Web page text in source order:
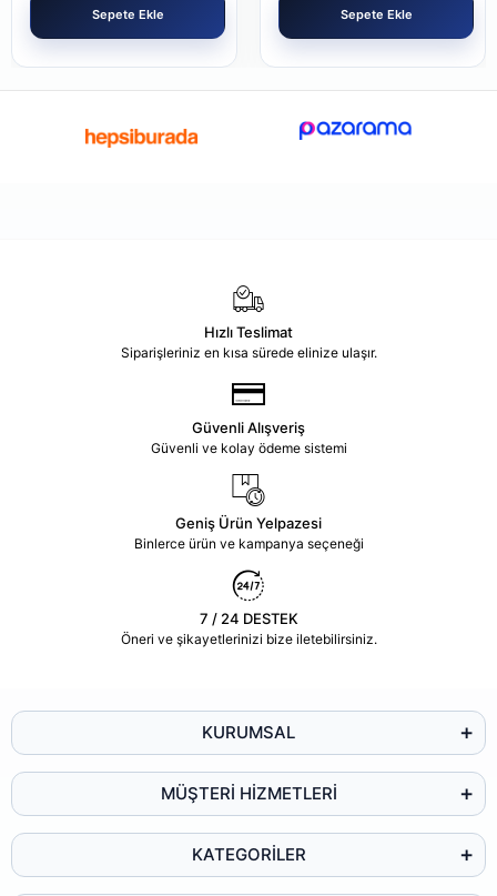
Sepete Ekle Sepete Ekle
Hızlı Teslimat
Siparişleriniz en kısa sürede elinize ulaşır.
Güvenli Alışveriş
Güvenli ve kolay ödeme sistemi
Geniş Ürün Yelpazesi
Binlerce ürün ve kampanya seçeneği
7 / 24 DESTEK
Öneri ve şikayetlerinizi bize iletebilirsiniz.
KURUMSAL
MÜŞTERİ HİZMETLERİ
KATEGORİLER